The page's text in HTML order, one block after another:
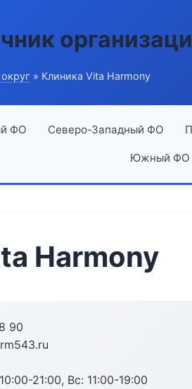
» Клиника Vita Harmony
ФО Северо-Западный ФО
Южный ФО
Harmony
90
21:00, Вс: 11:00-19:00